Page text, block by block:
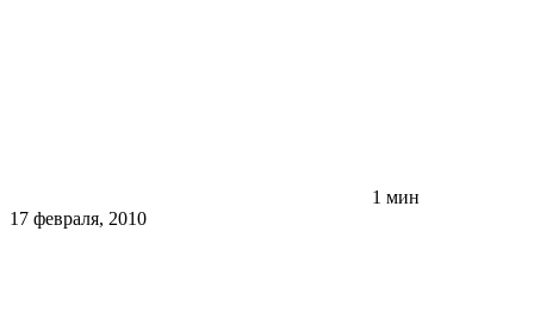
1 мин
17 февраля, 2010